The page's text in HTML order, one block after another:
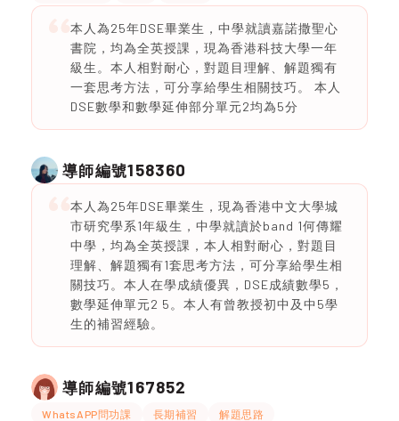
本人為25年DSE畢業生，中學就讀嘉諾撒聖心
書院，均為全英授課，現為香港科技大學一年
級生。本人相對耐心，對題目理解、解題獨有
一套思考方法，可分享給學生相關技巧。 本人
DSE數學和數學延伸部分單元2均為5分
導師編號158360
本人為25年DSE畢業生，現為香港中文大學城
市研究學系1年級生，中學就讀於band 1何傳耀
中學，均為全英授課，本人相對耐心，對題目
理解、解題獨有1套思考方法，可分享給學生相
關技巧。本人在學成績優異，DSE成績數學5，
數學延伸單元2 5。本人有曾教授初中及中5學
生的補習經驗。
導師編號167852
WhatsAPP問功課 長期補習 解題思路